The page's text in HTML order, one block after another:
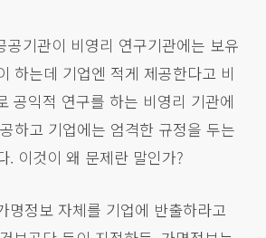
공기관이 비영리 연구기관에는 보유
하는데 기업엔 적게 제공한다고 비
공익적 연구를 하는 비영리 기관에
하고 기업에는 엄격한 규정을 두는
. 이것이 왜 문제란 말인가?
명정보 자체를 기업에 반출하라고